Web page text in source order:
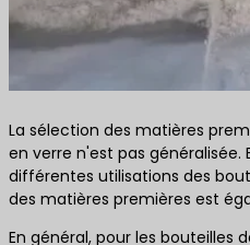
La sélection des matières
en verre n'est pas généralisée.
différentes utilisations des
des matières premières est
En général, pour les bouteilles